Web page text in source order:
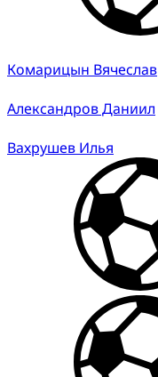
Комарицын Вячеслав
Александров Даниил
Вахрушев Илья